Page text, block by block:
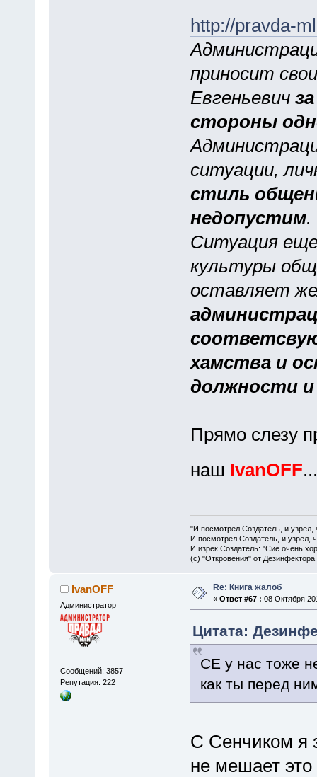
http://pravda-
приносит
Евгеньевич
стороны
ситуации,
стиль
недопустим.
Ситуация еще
культуры
оставляет
хамства и
должности и
Прямо слезу
наш IvanOFF
"И посмотрел Создатель, и
И посмотрел Создатель, и узрел,
И изрек Создатель: "Сие очень
(с) "Откровения" от Дезинфектора
IvanOFF
Администратор
Сообщений: 3857
Репутация: 222
Re: Книга жалоб
« Ответ #67 : 08 Октября
Цитата:
СЕ у нас тоже
как ты перед
С Сенчиком я
не мешает